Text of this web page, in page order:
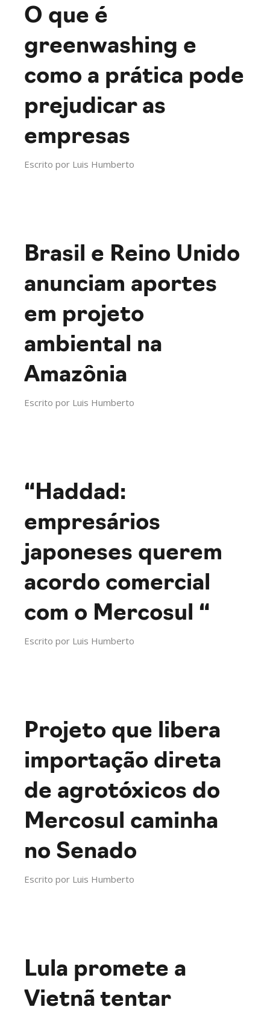
O que é
greenwashing e
como a prática pode
prejudicar as
empresas
Escrito por Luis Humberto
Brasil e Reino Unido
anunciam aportes
em projeto
ambiental na
Amazônia
Escrito por Luis Humberto
“Haddad:
empresários
japoneses querem
acordo comercial
com o Mercosul “
Escrito por Luis Humberto
Projeto que libera
importação direta
de agrotóxicos do
Mercosul caminha
no Senado
Escrito por Luis Humberto
Lula promete a
Vietnã tentar